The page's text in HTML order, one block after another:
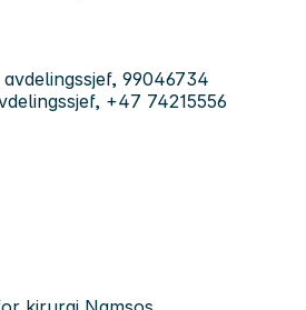
99046734
+47 74215556